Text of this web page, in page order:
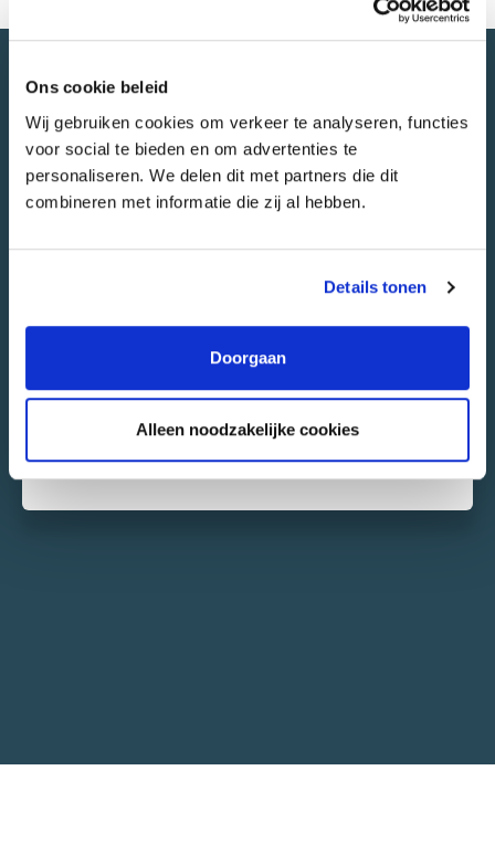
Ons cookie beleid
Wij gebruiken cookies om verkeer te analyseren, functies
voor social te bieden en om advertenties te
personaliseren. We delen dit met partners die dit
combineren met informatie die zij al hebben.
Details tonen
Doorgaan
Alleen noodzakelijke cookies
Waarom werken bij
Timmerije
werkzaam binnen de Procesgroep
Voor mijn vorige opleiding heb ik een langere tijd stage
gelopen bij Timmerije. Naar deze stage ben ik bij Timmerije
gaan werken en heb ik op een later moment gesolliciteerd
voor mijn huidige functie.